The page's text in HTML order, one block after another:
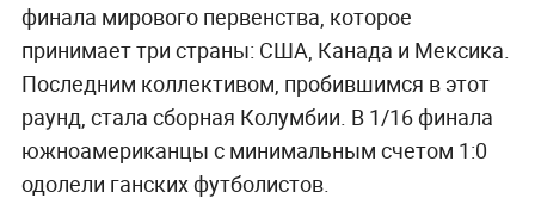
финала мирового первенства, которое
принимает три страны: США, Канада и Мексика.
Последним коллективом, пробившимся в этот
раунд, стала сборная Колумбии. В 1/16 финала
южноамериканцы с минимальным счетом 1:0
одолели ганских футболистов.